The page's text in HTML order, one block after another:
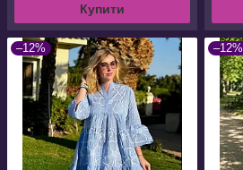
Купити
–12% –12%